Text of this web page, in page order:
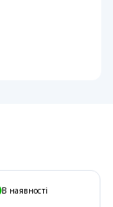
В наявності